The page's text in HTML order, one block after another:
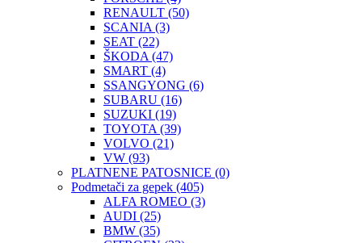
RENAULT (50)
SCANIA (3)
SEAT (22)
ŠKODA (47)
SMART (4)
SSANGYONG (6)
SUBARU (16)
SUZUKI (19)
TOYOTA (39)
VOLVO (21)
VW (93)
PLATNENE PATOSNICE (0)
Podmetači za gepek (405)
ALFA ROMEO (3)
AUDI (25)
BMW (35)